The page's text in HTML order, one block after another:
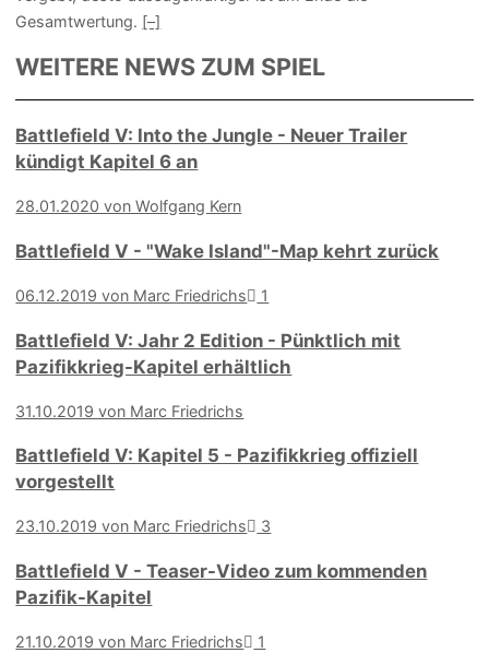
Gesamtwertung. [–]
WEITERE NEWS ZUM SPIEL
Battlefield V: Into the Jungle - Neuer Trailer
kündigt Kapitel 6 an
28.01.2020 von Wolfgang Kern
Battlefield V - "Wake Island"-Map kehrt zurück
06.12.2019 von Marc Friedrichs 1
Battlefield V: Jahr 2 Edition - Pünktlich mit
Pazifikkrieg-Kapitel erhältlich
31.10.2019 von Marc Friedrichs
Battlefield V: Kapitel 5 - Pazifikkrieg offiziell
vorgestellt
23.10.2019 von Marc Friedrichs 3
Battlefield V - Teaser-Video zum kommenden
Pazifik-Kapitel
21.10.2019 von Marc Friedrichs 1